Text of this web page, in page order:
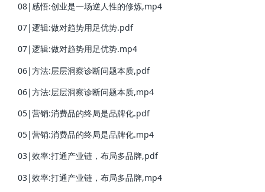
08|感悟:创业是一场逆人性的修炼,mp4
07|逻辑:做对趋势用足优势.pdf
07|逻辑:做对趋势用足优势.mp4
06|方法:层层洞察诊断问题本质,pdf
06|方法:层层洞察诊断问题本质,mp4
05|营销:消费品的终局是品牌化.pdf
05|营销:消费品的终局是品牌化.mp4
03|效率:打通产业链，布局多品牌,pdf
03|效率:打通产业链，布局多品牌,mp4